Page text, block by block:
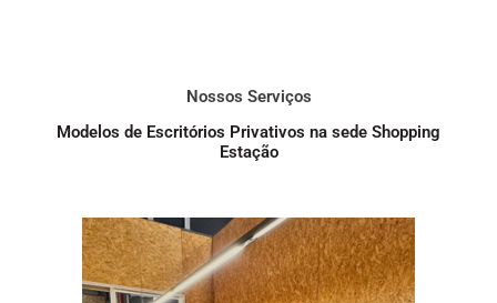
Nossos Serviços
Modelos de Escritórios Privativos na sede Shopping
Estação